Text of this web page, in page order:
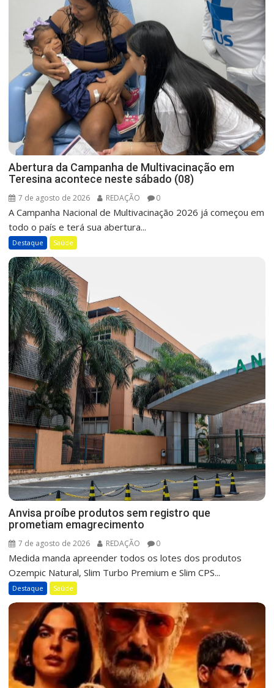
Abertura da Campanha de Multivacinação em
Teresina acontece neste sábado (08)
7 de agosto de 2026 REDAÇÃO 0
A Campanha Nacional de Multivacinação 2026 já começou em
todo o país e terá sua abertura...
Destaque Saúde
Anvisa proíbe produtos sem registro que
prometiam emagrecimento
7 de agosto de 2026 REDAÇÃO 0
Medida manda apreender todos os lotes dos produtos
Ozempic Natural, Slim Turbo Premium e Slim CPS...
Destaque Saúde